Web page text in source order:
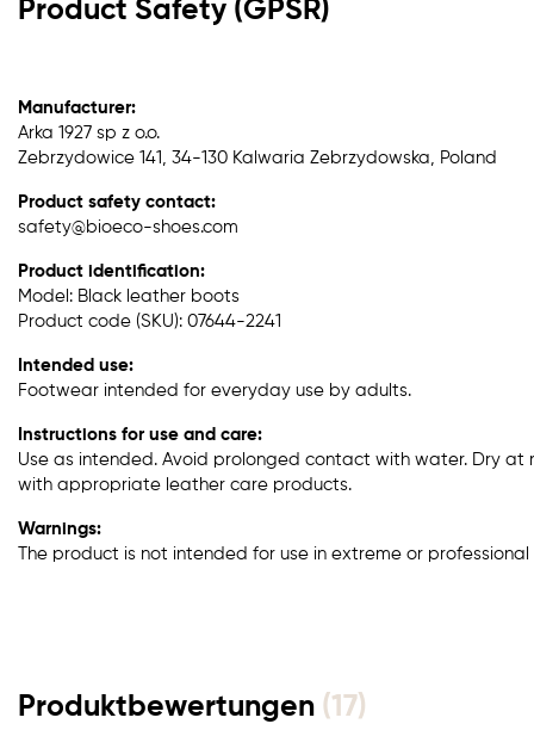
Product Safety (GPSR)
Manufacturer:
Arka 1927 sp z o.o.
Zebrzydowice 141, 34-130 Kalwaria Zebrzydowska, Poland
Product safety contact:
safety@bioeco-shoes.com
Product identification:
Model: Black leather boots
Product code (SKU): 07644-2241
Intended use:
Footwear intended for everyday use by adults.
Instructions for use and care:
Use as intended. Avoid prolonged contact with water. Dry
with appropriate leather care products.
Warnings:
The product is not intended for use in extreme or
Produktbewertungen (17)